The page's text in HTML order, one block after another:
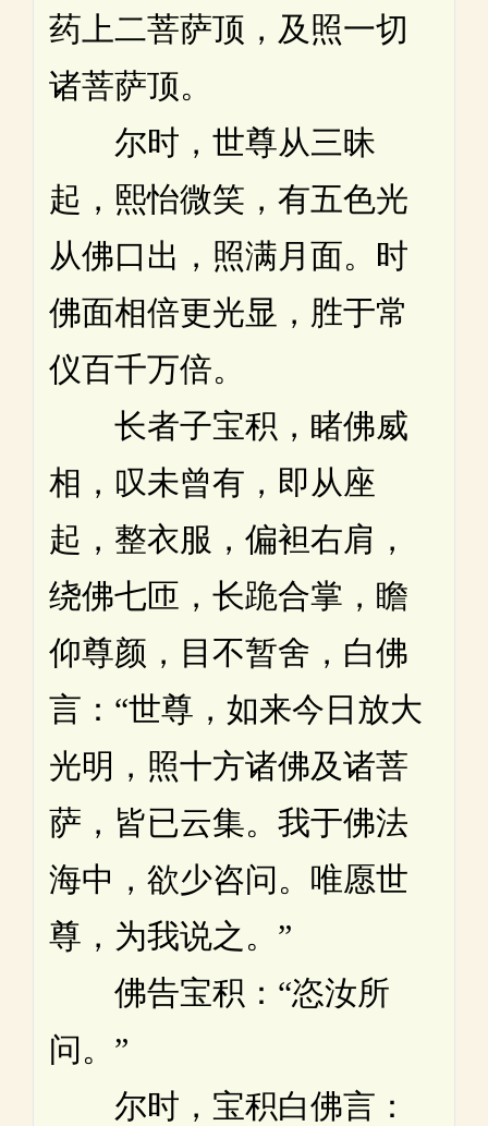
药上二菩萨顶，及照一切
诸菩萨顶。
尔时，世尊从三昧
起，熙怡微笑，有五色光
从佛口出，照满月面。时
佛面相倍更光显，胜于常
仪百千万倍。
长者子宝积，睹佛威
相，叹未曾有，即从座
起，整衣服，偏袒右肩，
绕佛七匝，长跪合掌，瞻
仰尊颜，目不暂舍，白佛
言：“世尊，如来今日放大
光明，照十方诸佛及诸菩
萨，皆已云集。我于佛法
海中，欲少咨问。唯愿世
尊，为我说之。”
佛告宝积：“恣汝所
问。”
尔时，宝积白佛言：